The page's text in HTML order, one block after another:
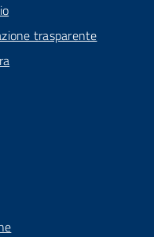
trasparente